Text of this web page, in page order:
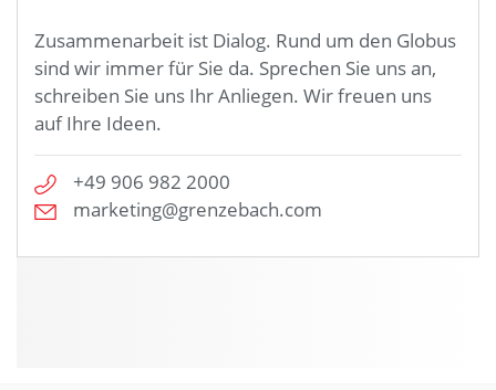
Zusammenarbeit ist Dialog. Rund um den Globus
sind wir immer für Sie da. Sprechen Sie uns an,
schreiben Sie uns Ihr Anliegen. Wir freuen uns
auf Ihre Ideen.
+49 906 982 2000
marketing@grenzebach.com